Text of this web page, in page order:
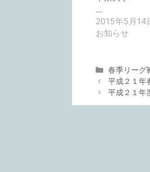
…
2015年5月14
お知らせ
カ
テ
ゴ
春季リーグ
平成２１年
平成２１年